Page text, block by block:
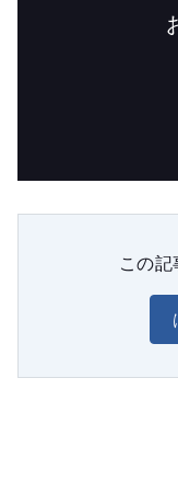
この